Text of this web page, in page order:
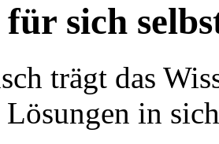
sich
trägt das
Lösungen in